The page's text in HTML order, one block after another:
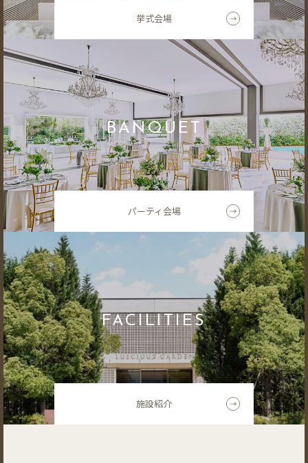
挙式会場
BANQUET
パーティ会場
FACILITIES
施設紹介